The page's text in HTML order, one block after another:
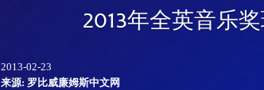
2013年全英音乐
2013-02-23
来源: 罗比威廉姆斯中文网